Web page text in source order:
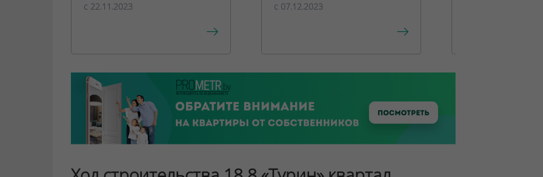
c 22.11.2023 c 07.12.2023